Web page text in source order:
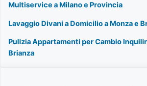
Multiservice a Milano e Provincia
Lavaggio Divani a Domicilio a Monza e
Pulizia Appartamenti per Cambio
Brianza